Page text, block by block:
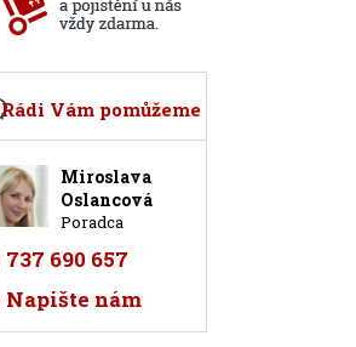
Rádi Vám pomůžeme
Miroslava
Oslancová
Poradca
737 690 657
Napište nám